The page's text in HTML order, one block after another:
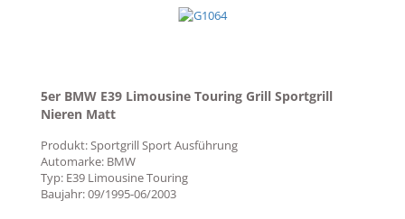
5er BMW E39 Limousine Touring Grill Sportgrill
Nieren Matt
Produkt: Sportgrill Sport Ausführung
Automarke: BMW
Typ: E39 Limousine Touring
Baujahr: 09/1995-06/2003